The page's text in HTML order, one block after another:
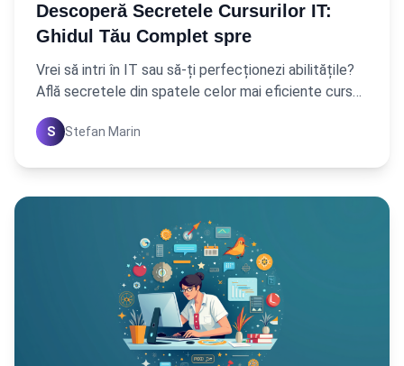
Descoperă Secretele Cursurilor IT:
Ghidul Tău Complet spre
Vrei să intri în IT sau să-ți perfecționezi abilitățile?
Află secretele din spatele celor mai eficiente cursuri
IT, de la alegere la aplicare. Ghidul complet
S Stefan Marin